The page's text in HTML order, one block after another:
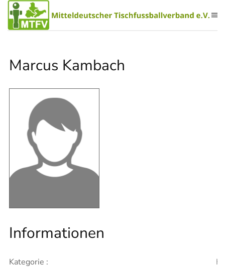
Zum Hauptinhalt springen
Marcus Kambach
Informationen
Kategorie :